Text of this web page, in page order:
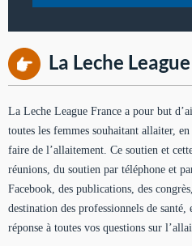
La Leche
La Leche League France a pour but
toutes les femmes souhaitant allaiter,
faire de l’allaitement. Ce soutien et
réunions, du soutien par téléphone et
Facebook, des publications, des
destination des professionnels de
réponse à toutes vos questions sur